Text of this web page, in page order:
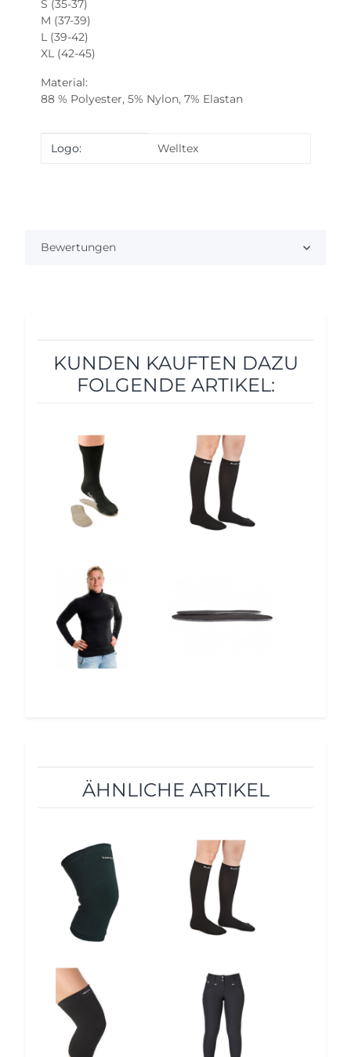
S (35-37)
M (37-39)
L (39-42)
XL (42-45)
Material:
88 % Polyester, 5% Nylon, 7% Elastan
Produkteigenschaft
Wert
Logo: Welltex
Bewertungen
KUNDEN KAUFTEN DAZU
FOLGENDE ARTIKEL:
12%
12%
ÄHNLICHE ARTIKEL
12%
12%
12%
12%